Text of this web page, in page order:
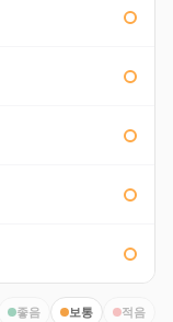
좋음 보통 적음